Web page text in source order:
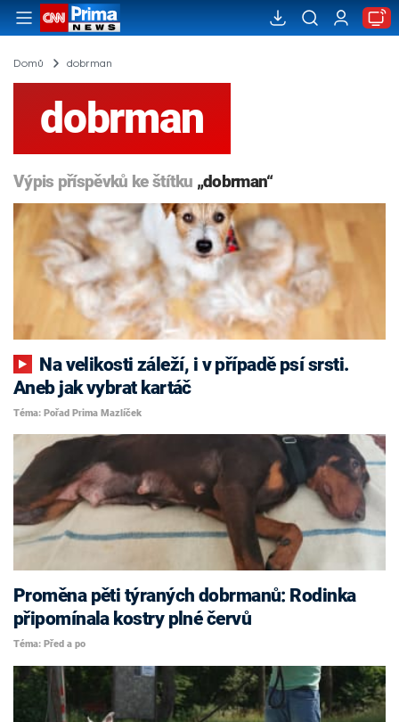
Domů dobrman
dobrman
Výpis příspěvků ke štítku „dobrman“
Aneb jak vybrat kartáč
Téma: Pořad Prima Mazlíček
Proměna pěti týraných dobrmanů: Rodinka
připomínala kostry plné červů
Téma: Před a po